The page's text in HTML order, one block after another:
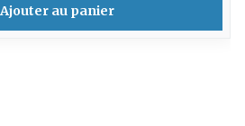
Ajouter au panier